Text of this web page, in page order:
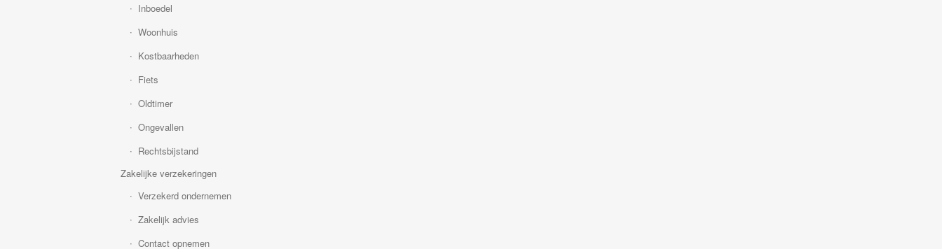
Inboedel
Woonhuis
Kostbaarheden
Fiets
Oldtimer
Ongevallen
Rechtsbijstand
Zakelijke verzekeringen
Verzekerd ondernemen
Zakelijk advies
Contact opnemen